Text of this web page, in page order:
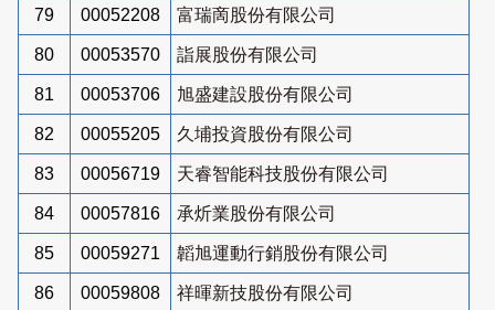
79 00052208 富瑞啇股份有限公司
80 00053570 詣展股份有限公司
81 00053706 旭盛建設股份有限公司
82 00055205 久埔投資股份有限公司
83 00056719 天睿智能科技股份有限公司
84 00057816 承炘業股份有限公司
85 00059271 韜旭運動行銷股份有限公司
86 00059808 祥暉新技股份有限公司